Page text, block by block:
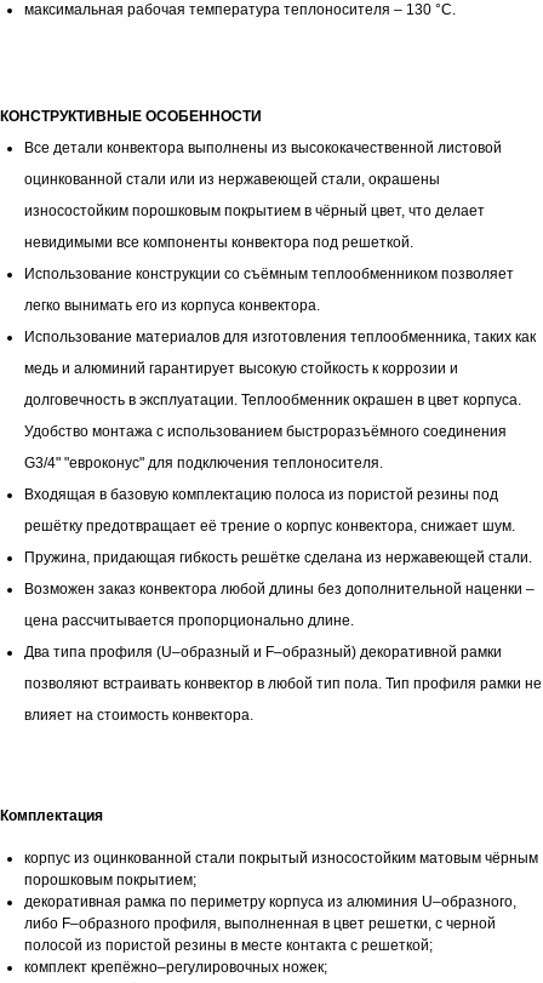
максимальная рабочая температура теплоносителя – 130 °С.
КОНСТРУКТИВНЫЕ ОСОБЕННОСТИ
Все детали конвектора выполнены из высококачественной листовой
оцинкованной стали или из нержавеющей стали, окрашены
износостойким порошковым покрытием в чёрный цвет, что делает
невидимыми все компоненты конвектора под решеткой.
Использование конструкции со съёмным теплообменником позволяет
легко вынимать его из корпуса конвектора.
Использование материалов для изготовления теплообменника, таких как
медь и алюминий гарантирует высокую стойкость к коррозии и
долговечность в эксплуатации. Теплообменник окрашен в цвет корпуса.
Удобство монтажа с использованием быстроразъёмного соединения
G3/4" "евроконус" для подключения теплоносителя.
Входящая в базовую комплектацию полоса из пористой резины под
решётку предотвращает её трение о корпус конвектора, снижает шум.
Пружина, придающая гибкость решётке сделана из нержавеющей стали.
Возможен заказ конвектора любой длины без дополнительной наценки –
цена рассчитывается пропорционально длине.
Два типа профиля (U–образный и F–образный) декоративной рамки
позволяют встраивать конвектор в любой тип пола. Тип профиля рамки не
влияет на стоимость конвектора.
Комплектация
корпус из оцинкованной стали покрытый износостойким матовым чёрным
порошковым покрытием;
декоративная рамка по периметру корпуса из алюминия U–образного,
либо F–образного профиля, выполненная в цвет решетки, с черной
полосой из пористой резины в месте контакта с решеткой;
комплект крепёжно–регулировочных ножек;